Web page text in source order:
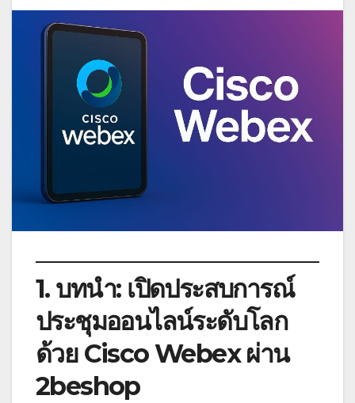
1. บทนำ: เปิดประสบการณ์
ประชุมออนไลน์ระดับโลก
ด้วย Cisco Webex ผ่าน
2beshop